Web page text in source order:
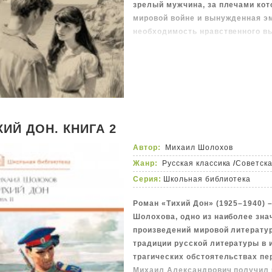
зрелый мужчина, за плечами
мировой войне и вынужденная
необходимость нравственного
ломает устоявшуюся
перед неизбежным выбором,
Крест» – это Аргентина, пампа,
Буэнос-Айреса, собравшей
далекой и незабытой Родины.
входит детективный сюжет
ключевым стержнем развития
ностальгия.
ДОН. КНИГА 2
Автор:
Михаил Шолохов
Жанр:
Русская классика /
Серия: Школьная библиотека
Роман «Тихий Дон» (1925–1940)
Шолохова, одно из наиболее
произведений мировой
традиции русской литературы в
трагических обстоятельствах
Михаил Александрович